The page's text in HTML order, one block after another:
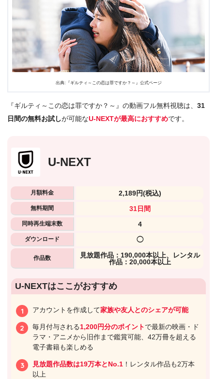
出典:『ギルティ～この恋は罪ですか？～』公式ページ
『ギルティ～この恋は罪ですか？～』の動画フル無料視聴は、 31
日間の無料お試しが可能なU-NEXTが最高におすすめです。
U-NEXT
月額料金 2,189円(税込)
無料期間 31日間
同時再生端末数 4
ダウンロード ◯
作品数
⾒放題作品：190,000本以上、レンタル
作品：20,000本以上
U-NEXTはここがおすすめ
アカウントを作成して家族や友人とのシェアが可能
毎月付与される1,200円分のポイントで最新の映画・ド
ラマ・アニメから旧作まで鑑賞可能、42万冊を超える
電子書籍も楽しめる
見放題作品数は19万本とNo.1 ！レンタル作品も2万本
以上